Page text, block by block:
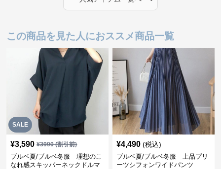
この商品を見た人におススメ商品一覧
SALE
¥3,590 ¥3990(割引前)
ブルベ夏/ブルベ冬服 理想のこ
なれ感スキッパーネックドルマ
¥4,490 (税込)
ブルベ夏/ブルベ冬服 上品プリ
ーツシフォンワイドパンツ